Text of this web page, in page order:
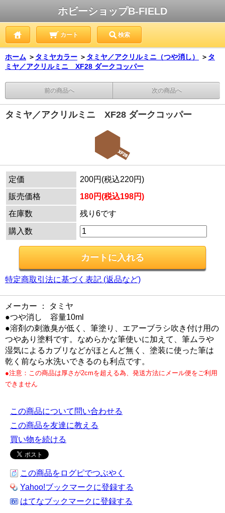
ホビーショップB-FIELD
カート 検索
ホーム ＞ タミヤカラー ＞ タミヤ／アクリルミニ（つや消し） ＞ タ
ミヤ／アクリルミニ XF28 ダークコッパー
前の商品へ 次の商品へ
タミヤ／アクリルミニ XF28 ダークコッパー
定価
200円(税込220円)
販売価格
180円(税込198円)
在庫数
残り6です
購入数
特定商取引法に基づく表記 (返品など)
メーカー ： タミヤ
●つや消し 容量10ml
●溶剤の刺激臭が低く、筆塗り、エアーブラシ吹き付け用の
つやあり塗料です。なめらかな筆使いに加えて、筆ムラや
湿気によるカブリなどがほとんど無く、塗装に使った筆は
乾く前なら水洗いできるのも利点です。
●注意：この商品は厚さが2cmを超える為、発送方法にメール便をご利用
できません
この商品について問い合わせる
この商品を友達に教える
買い物を続ける
この商品をログピでつぶやく
Yahoo!ブックマークに登録する
はてなブックマークに登録する